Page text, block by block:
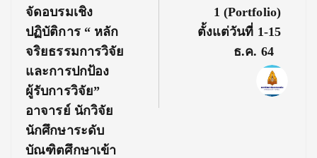
จัดอบรมเชิง
ปฏิบัติการ “ หลัก
จริยธรรมการวิจัย
และการปกป้อง
ผู้รับการวิจัย”
อาจารย์ นักวิจัย
นักศึกษาระดับ
บัณฑิตศึกษาเข้า
1 (Portfolio)
ตั้งแต่วันที่ 1-15
ธ.ค. 64